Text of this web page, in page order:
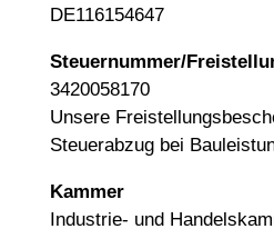
DE116154647
Steuernummer/
3420058170
Unsere
Steuerabzug bei
Kammer
Industrie- und